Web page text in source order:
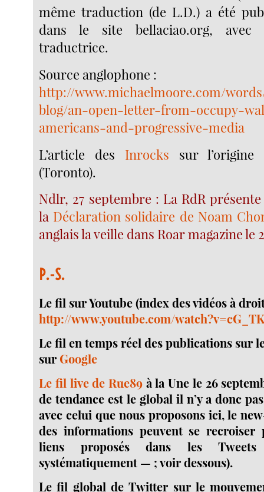
même traduction (de L.D.) a été
dans le site bellaciao.org, avec
traductrice.
Source anglophone :
http://www.michaelmoore.com/
blog/an-open-letter-from-occupy-
americans-and-progressive-media
L’article des Inrocks sur l’origine
(Toronto).
Ndlr, 27 septembre : La RdR
la Déclaration solidaire de Noam
anglais la veille dans Roar magazine le
P.-S.
Le fil sur Youtube (index des vidéos à
http://www.youtube.com/
Le fil en temps réel des publications sur
surGoogle
Le fil live de Rue89 à la Une le 26
de tendance est le global il n’y a donc
avec celui que nous proposons ici, le
des informations peuvent se recroiser
liens proposés dans les
systématiquement — ; voir dessous).
Le fil global de Twitter sur le